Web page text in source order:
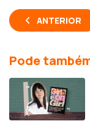
ANTERIOR
Pode